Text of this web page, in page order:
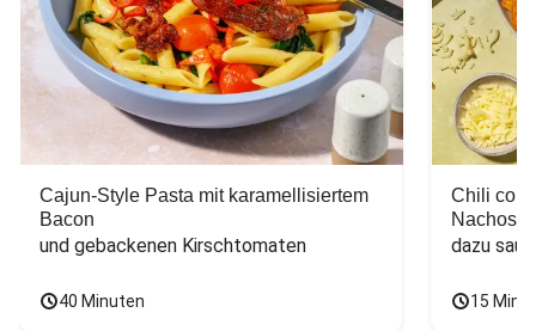
Cajun-Style Pasta mit karamellisiertem
Bacon
und gebackenen Kirschtomaten
40 Minuten
Chili con
Nachos
dazu
15